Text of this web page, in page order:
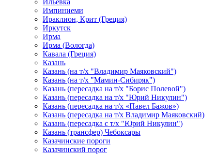
Ильевка
Импиниеми
Ираклион, Крит (Греция)
Иркутск
Ирма
Ирма (Вологда)
Кавала (Греция)
Казань
Казань (на т/х "Владимир Маяковский")
Казань (на т/х "Мамин-Сибиряк")
Казань (пересадка на т/х "Борис Полевой")
Казань (пересадка на т/х "Юрий Никулин")
Казань (пересадка на т/х «Павел Бажов»)
Казань (пересадка на т/х Владимир Маяковский)
Казань (пересадка с т/х "Юрий Никулин")
Казань (трансфер) Чебоксары
Казачинские пороги
Казачинский порог